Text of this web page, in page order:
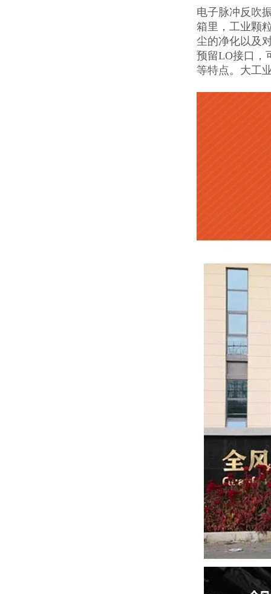
电子脉冲反吹
箱里，工业颗
尘的净化以及
预留LO接口，
等特点。大工